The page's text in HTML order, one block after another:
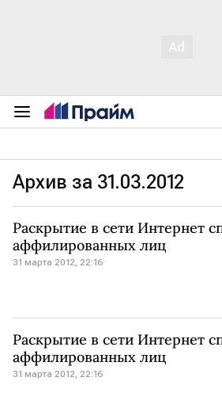
Архив за 31.03.2012
Раскрытие в сети Интернет
аффилированных лиц
31 марта 2012, 22:16
Раскрытие в сети Интернет
аффилированных лиц
31 марта 2012, 22:16